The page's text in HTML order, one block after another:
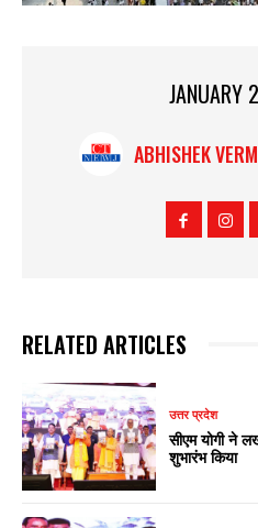
JANUARY
ABHISHEK
RELATED ARTICLES
उत्तर प्रदेश
सीएम योगी ने
शुभारंभ किया